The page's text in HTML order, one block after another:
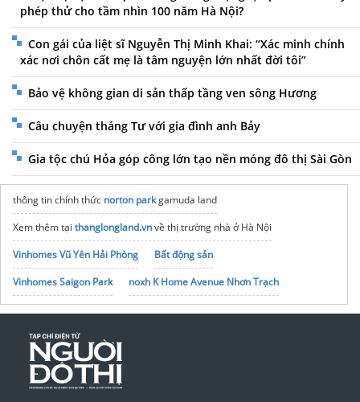
phép thử cho tầm nhìn 100 năm Hà Nội?
Con gái của liệt sĩ Nguyễn Thị Minh Khai: “Xác minh chính
xác nơi chôn cất mẹ là tâm nguyện lớn nhất đời tôi”
Bảo vệ không gian di sản thấp tầng ven sông Hương
Câu chuyện tháng Tư với gia đình anh Bảy
Gia tộc chú Hỏa góp công lớn tạo nền móng đô thị Sài Gòn
thông tin chính thức norton parkgamuda land
Xem thêm tại thanglongland.vnvề thị trường nhà ở Hà Nội
Vinhomes Vũ Yên Hải Phòng
Bất động sản
Vinhomes Saigon Park
noxh K Home Avenue Nhơn Trạch
Tập đoàn Bcons Group